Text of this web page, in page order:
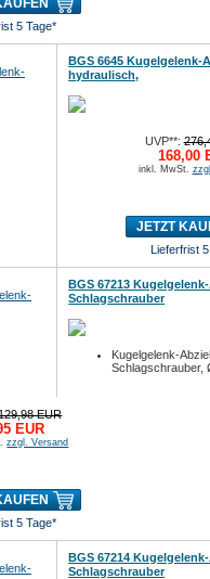
5 Tage*
BGS 6645 Kugelgelenk-
hydraulisch,
UVP**:
168,00
inkl. MwSt.
JETZT
Lieferfrist
BGS 67213
Schlagschrauber
Kugelgelenk-
Schlagschrauber,
EUR
EUR
zzgl. Versand
5 Tage*
BGS 67214
Schlagschrauber